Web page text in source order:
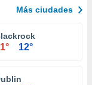
Más ciudades
12°